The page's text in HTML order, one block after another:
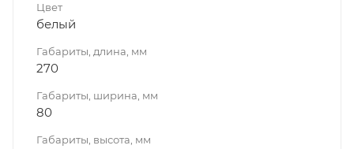
Цвет
белый
Габариты, длина, мм
270
Габариты, ширина, мм
80
Габариты, высота, мм